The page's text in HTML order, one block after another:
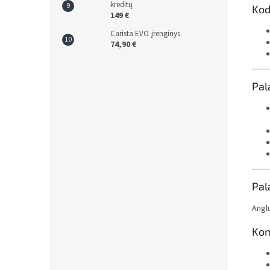
kreditų
149 €
Carista EVO įrenginys
74,90 €